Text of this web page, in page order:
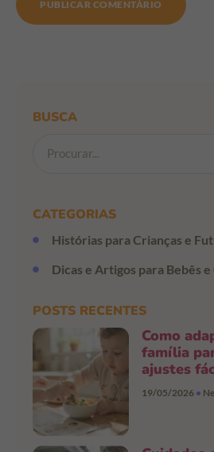
BUSCA
CATEGORIAS
Histórias para Crianças e
Dicas e Artigos para Bebês e
POSTS RECENTES
Como
família
ajustes
19/05/2026